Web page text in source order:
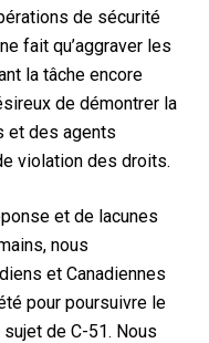
de sécurité
fait qu’aggraver les
la tâche encore
de démontrer la
et des agents
violation des droits.
et de lacunes
nous
et Canadiennes
pour poursuivre le
sujet de C-51. Nous